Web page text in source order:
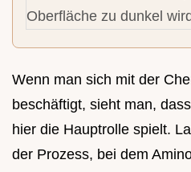
Oberfläche zu dunkel
Wenn man sich mit der
beschäftigt, sieht man,
hier die Hauptrolle spielt.
der Prozess, bei dem